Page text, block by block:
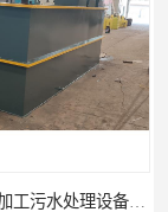
深圳农产品加工污水处理设备厂家